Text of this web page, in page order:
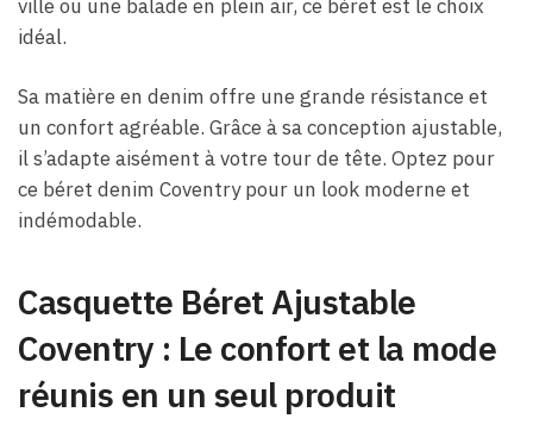
ville ou une balade en plein air, ce béret est le choix
idéal.
Sa matière en denim offre une grande résistance et
un confort agréable. Grâce à sa conception ajustable,
il s’adapte aisément à votre tour de tête. Optez pour
ce béret denim Coventry pour un look moderne et
indémodable.
Casquette Béret Ajustable
Coventry : Le confort et la mode
réunis en un seul produit